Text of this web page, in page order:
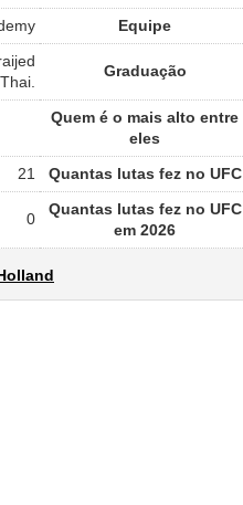
Equipe
Graduação
Quem é o mais alto entre
eles
21 Quantas lutas fez no UFC
0
Quantas lutas fez no UFC
em 2026